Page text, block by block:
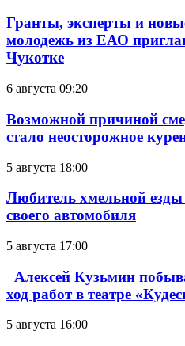
Гранты, эксперты и
молодежь из ЕАО
Чукотке
6 августа 09:20
Возможной причиной
стало неосторожное
5 августа 18:00
Любитель хмельной
своего автомобиля
5 августа 17:00
Алексей Кузьмин
ход работ в театре
5 августа 16:00